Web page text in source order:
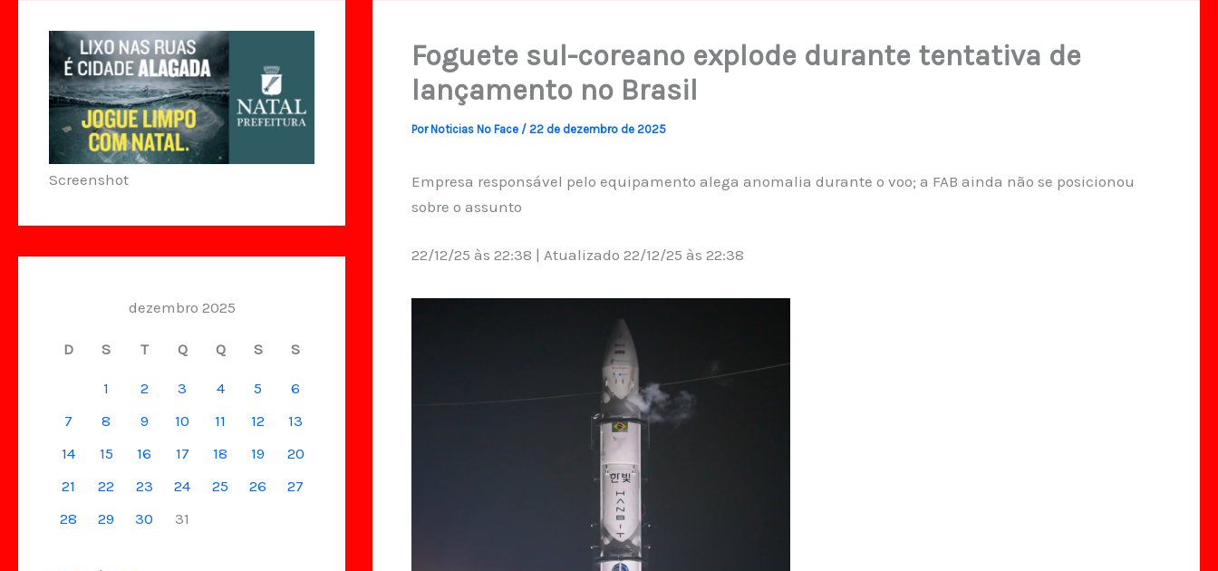
Screenshot
dezembro 2025
D S T Q Q S S
1 2 3 4 5
6
7
8 9 10 11 12
13
14
15 16 17 18 19
20
21
22 23 24 25 26
27
28
29 30 31
Foguete sul-coreano explode durante tentativa de
lançamento no Brasil
PorNoticias No Face / 22 de dezembro de 2025
Empresa responsável pelo equipamento alega anomalia durante o voo; a FAB ainda não se posicionou
sobre o assunto
22/12/25 às 22:38 | Atualizado 22/12/25 às 22:38